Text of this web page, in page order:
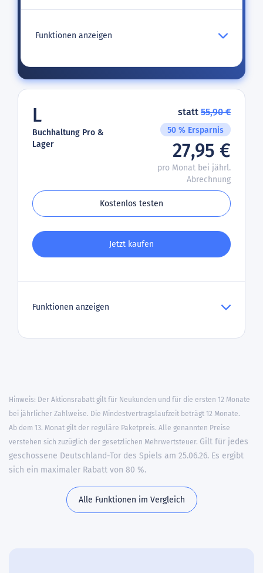
Funktionen anzeigen
L
Buchhaltung Pro &
Lager
statt 55,90 €
50 % Ersparnis
27,95 €
pro Monat bei jährl.
Abrechnung
Kostenlos testen
Jetzt kaufen
Funktionen anzeigen
Hinweis: Der Aktionsrabatt gilt für Neukunden und für die ersten 12 Monate
bei jährlicher Zahlweise. Die Mindestvertragslaufzeit beträgt 12 Monate.
Ab dem 13. Monat gilt der reguläre Paketpreis. Alle genannten Preise
verstehen sich zuzüglich der gesetzlichen Mehrwertsteuer. Gilt für jedes
geschossene Deutschland-Tor des Spiels am 25.06.26. Es ergibt
sich ein maximaler Rabatt von 80 %.
Alle Funktionen im Vergleich